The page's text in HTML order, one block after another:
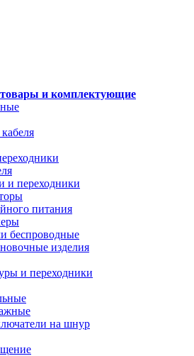
и комплектующие
и переходники
питания
беспроводные
изделия
и переходники
на шнур